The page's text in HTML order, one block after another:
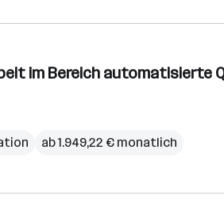
im Bereich
ab 1.949,22 € monatlich